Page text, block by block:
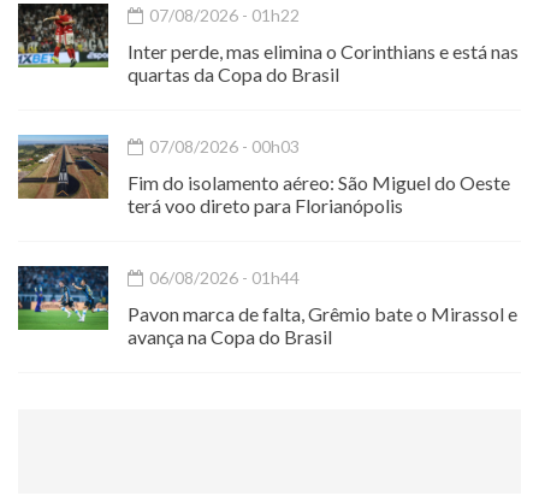
07/08/2026 - 01h22
Inter perde, mas elimina o Corinthians e está nas
quartas da Copa do Brasil
07/08/2026 - 00h03
Fim do isolamento aéreo: São Miguel do Oeste
terá voo direto para Florianópolis
06/08/2026 - 01h44
Pavon marca de falta, Grêmio bate o Mirassol e
avança na Copa do Brasil